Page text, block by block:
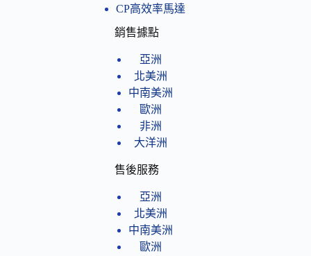
CP高效率馬達
銷售據點
亞洲
北美洲
中南美洲
歐洲
非洲
大洋洲
售後服務
亞洲
北美洲
中南美洲
歐洲